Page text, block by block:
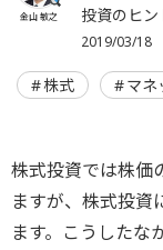
金山 敏之 投資のヒン
2019/03/18
株式 マネ
株式投資では株価
ますが、株式投資
ます。こうしたな